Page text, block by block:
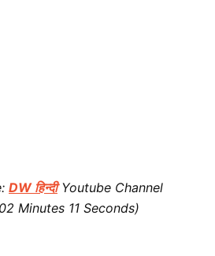
DW हिन्दीYoutube Channel
Minutes 11 Seconds)